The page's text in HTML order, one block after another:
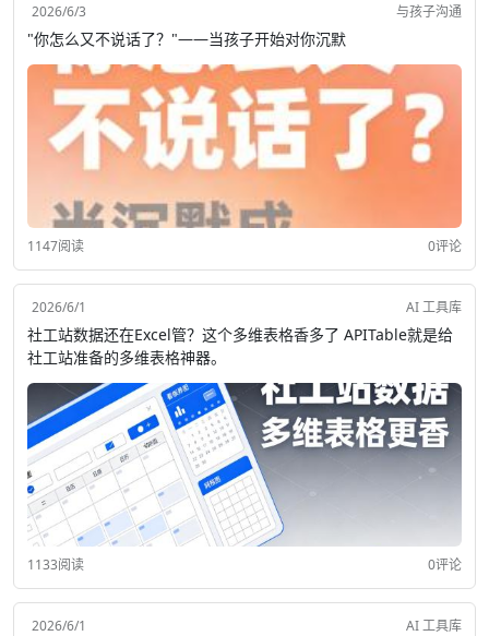
2026/6/3 与孩子沟通
"你怎么又不说话了？"——当孩子开始对你沉默
1147阅读 0评论
2026/6/1 AI 工具库
社工站数据还在Excel管？这个多维表格香多了 APITable就是给
社工站准备的多维表格神器。
1133阅读 0评论
2026/6/1 AI 工具库